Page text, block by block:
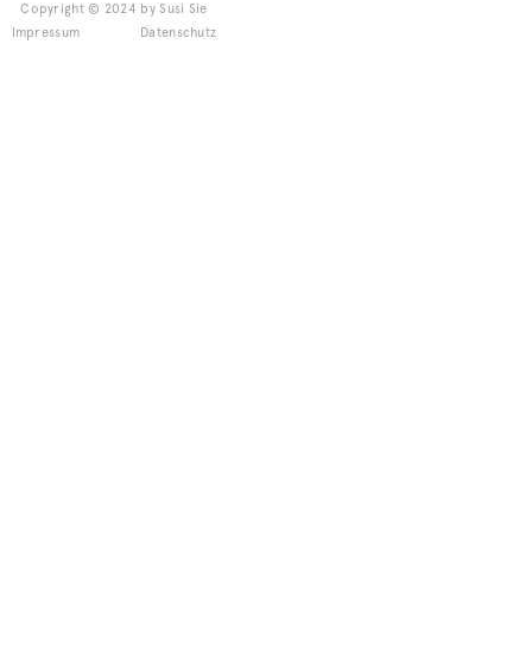
Copyright © 2024 by Susi Sie
Impressum
Datenschutz